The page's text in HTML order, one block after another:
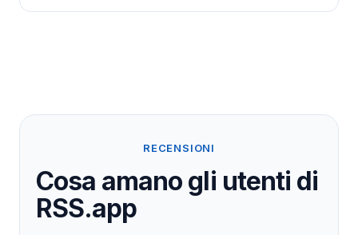
RECENSIONI
Cosa amano gli utenti di
RSS.app